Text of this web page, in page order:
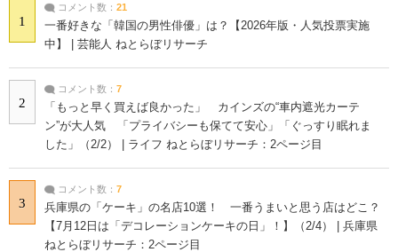
1
コメント数： 21
一番好きな「韓国の男性俳優」は？【2026年版・人気投票実施
中】 | 芸能人 ねとらぼリサーチ
2
コメント数： 7
「もっと早く買えば良かった」 カインズの“車内遮光カーテ
ン”が大人気 「プライバシーも保てて安心」「ぐっすり眠れま
した」（2/2） | ライフ ねとらぼリサーチ：2ページ目
3
コメント数： 7
兵庫県の「ケーキ」の名店10選！ 一番うまいと思う店はどこ？
【7月12日は「デコレーションケーキの日」！】（2/4） | 兵庫県
ねとらぼリサーチ：2ページ目